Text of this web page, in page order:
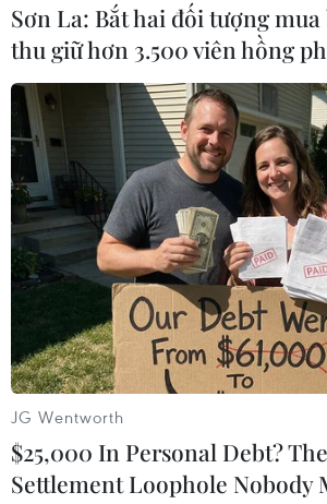
Thủ tướng Nhật Bản Shinzo
sửa đổi Hiến pháp
22/01/2018 10:04
Trong bối cảnh Quốc hội Nhật Bản
dài 150 ngày, ngày 22/1, Thủ tướng
các đảng phái chính trị tiếp tục tranh
đổi Hiến pháp.
Sơn La: Bắt hai đối tượng
thu giữ hơn 3.500 viên hồng
JG Wentworth
$25,000 In Personal Debt?
Settlement Loophole Nobody